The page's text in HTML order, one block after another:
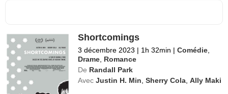
Shortcomings
3 décembre 2023 | 1h 32min | Comédie
Drame Romance
De Randall Park
Avec Justin H. Min ,Sherry Cola ,Ally Maki